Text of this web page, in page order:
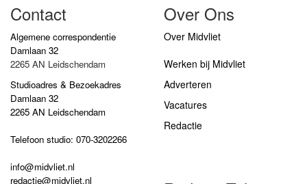
Contact
Algemene correspondentie
Damlaan 32
2265 AN Leidschendam
Studioadres & Bezoekadres
Damlaan 32
2265 AN Leidschendam
Telefoon studio: 070-3202266
info@midvliet.nl
redactie@midvliet.nl
Over Ons
Over Midvliet
Werken bij Midvliet
Adverteren
Vacatures
Redactie